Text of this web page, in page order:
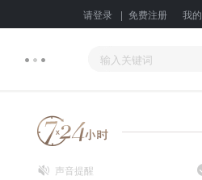
请登录 | 免费注册 我的
声音提醒